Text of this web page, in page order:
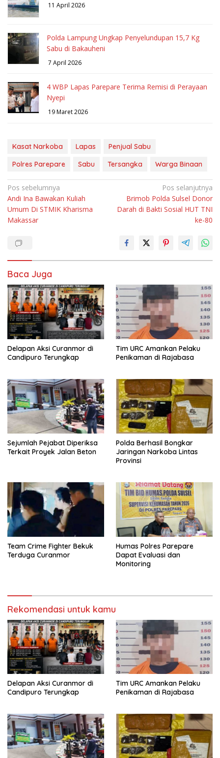
11 April 2026
Polda Lampung Ungkap Penyelundupan 15,7 Kg
Sabu di Bakauheni
7 April 2026
4 WBP Lapas Parepare Terima Remisi di Perayaan
Nyepi
19 Maret 2026
Kasat Narkoba Lapas
Penjual Sabu
Polres Parepare
Sabu Tersangka Warga Binaan
Navigasi
pos
Pos sebelumnya
Andi Ina Bawakan Kuliah
Umum Di STMIK Kharisma
Makassar
Pos selanjutnya
Brimob Polda Sulsel Donor
Darah di Bakti Sosial HUT TNI
ke-80
Baca Juga
Delapan Aksi Curanmor di
Candipuro Terungkap
Tim URC Amankan Pelaku
Penikaman di Rajabasa
Sejumlah Pejabat Diperiksa
Terkait Proyek Jalan Beton
Polda Berhasil Bongkar
Jaringan Narkoba Lintas
Provinsi
Team Crime Fighter Bekuk
Terduga Curanmor
Humas Polres Parepare
Dapat Evaluasi dan
Monitoring
Rekomendasi untuk kamu
Delapan Aksi Curanmor di
Candipuro Terungkap
Tim URC Amankan Pelaku
Penikaman di Rajabasa